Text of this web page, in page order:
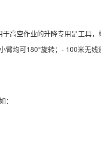
高空作业的升降专用是工具
均可180°旋转；- 100米无线